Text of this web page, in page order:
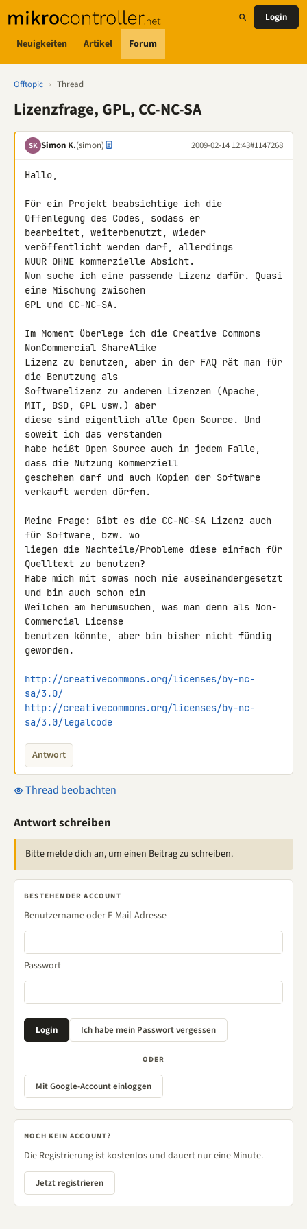
Neuigkeiten Artikel Forum
Login
Offtopic › Thread
Lizenzfrage, GPL, CC-NC-SA
SK Simon K.(simon) 2009-02-14 12:43#1147268
Hallo,
Für ein Projekt beabsichtige ich die
Offenlegung des Codes, sodass er
bearbeitet, weiterbenutzt, wieder
veröffentlicht werden darf, allerdings
NUUR OHNE kommerzielle Absicht.
Nun suche ich eine passende Lizenz dafür. Quasi
eine Mischung zwischen
GPL und CC-NC-SA.
Im Moment überlege ich die Creative Commons
NonCommercial ShareAlike
Lizenz zu benutzen, aber in der FAQ rät man für
die Benutzung als
Softwarelizenz zu anderen Lizenzen (Apache,
MIT, BSD, GPL usw.) aber
diese sind eigentlich alle Open Source. Und
soweit ich das verstanden
habe heißt Open Source auch in jedem Falle,
dass die Nutzung kommerziell
geschehen darf und auch Kopien der Software
verkauft werden dürfen.
Meine Frage: Gibt es die CC-NC-SA Lizenz auch
für Software, bzw. wo
liegen die Nachteile/Probleme diese einfach für
Quelltext zu benutzen?
Habe mich mit sowas noch nie auseinandergesetzt
und bin auch schon ein
Weilchen am herumsuchen, was man denn als Non-
Commercial License
benutzen könnte, aber bin bisher nicht fündig
geworden.
http://creativecommons.org/licenses/by-nc-
sa/3.0/
http://creativecommons.org/licenses/by-nc-
sa/3.0/legalcode
Antwort
Thread beobachten
Antwort schreiben
Bitte melde dich an, um einen Beitrag zu schreiben.
BESTEHENDER ACCOUNT
Benutzername oder E-Mail-Adresse
Passwort
ODER
Mit Google-Account einloggen
NOCH KEIN ACCOUNT?
Die Registrierung ist kostenlos und dauert nur eine Minute.
Jetzt registrieren